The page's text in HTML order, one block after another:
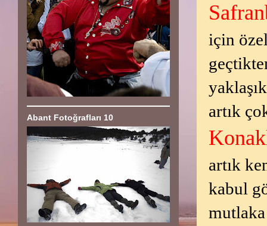
için
artık
artık
kabul
Abant Fotoğrafları 10